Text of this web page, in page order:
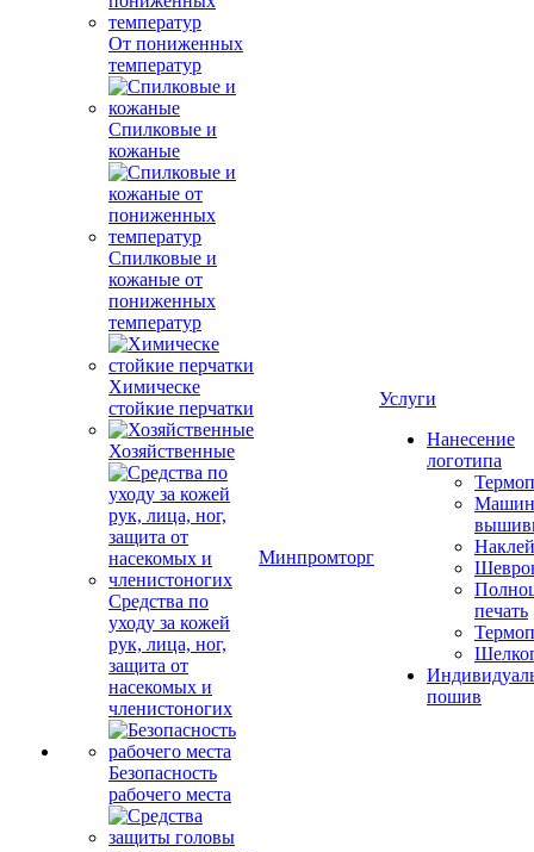
От пониженных
температур
Спилковые и
кожаные
Спилковые и
кожаные от
пониженных
температур
Химическе
стойкие перчатки
Хозяйственные
Средства по
уходу за кожей
рук, лица, ног,
защита от
насекомых и
членистоногих
Безопасность
рабочего места
Минпромторг
Услуги
Нанесение
логотипа
печать
пошив